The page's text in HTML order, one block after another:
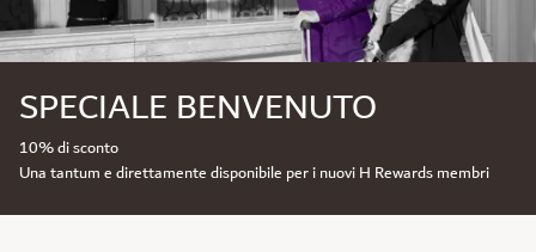
SPECIALE BENVENUTO
10% di sconto
Una tantum e direttamente disponibile per i nuovi H Rewards membri